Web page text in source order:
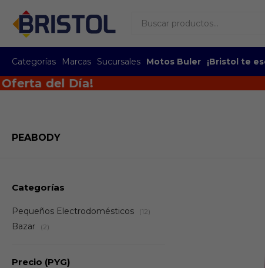
Categorías Marcas Sucursales Motos Buler ¡Bristol te
del Día!
PEABODY
Categorías
Pequeños Electrodomésticos (12)
Bazar (2)
Precio (PYG)